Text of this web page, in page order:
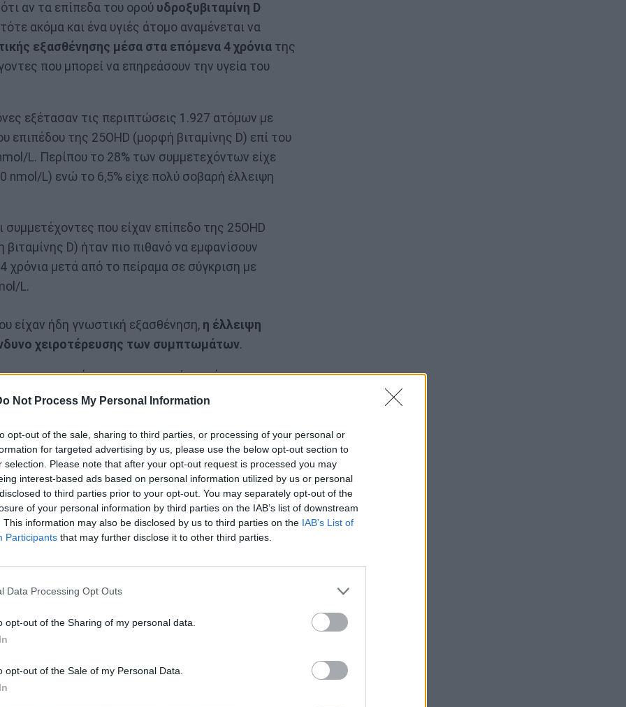
Not Process My Personal Information
opt-out of the sale, sharing to third parties, or processing of your personal or
for targeted advertising by us, please use the below opt-out section to
selection. Please note that after your opt-out request is processed you may
interest-based ads based on personal information utilized by us or personal
to third parties prior to your opt-out. You may separately opt-out of the
of your personal information by third parties on the IAB’s list of downstream
This information may also be disclosed by us to third parties on the IAB’s List of
Participants that may further disclose it to other third parties.
Data Processing Opt Outs
opt-out of the Sharing of my personal data.
opt-out of the Sale of my Personal Data.
αν τα επίπεδα του ορού υδροξυβιταμίνη D
ακόμα και ένα υγιές άτομο αναμένεται να
εξασθένησης μέσα στα επόμενα 4 χρόνια της
που μπορεί να επηρεάσουν την υγεία του
εξέτασαν τις περιπτώσεις 1.927 ατόμων με
επιπέδου της 25OHD (μορφή βιταμίνης D) επί του
L. Περίπου το 28% των συμμετεχόντων είχε
nmol/L) ενώ το 6,5% είχε πολύ σοβαρή έλλειψη
συμμετέχοντες που είχαν επίπεδο της 25OHD
D) ήταν πιο πιθανό να εμφανίσουν
μετά από το πείραμα σε σύγκριση με
L.
είχαν ήδη γνωστική εξασθένηση, η έλλειψη
χειροτέρευσης των συμπτωμάτων.
οι συνεργάτες του επισημαίνουν ότι
προσδιοριστεί το κατά πόσον τα συμπληρώματα
της γνωστικής εξασθένησης.
"μικρός αδερφός" του Αλτσχάιμερ
την μετέπειτα εγκεφαλική λειτουργία
για πάντα
αυξημένο κίνδυνο άνοιας